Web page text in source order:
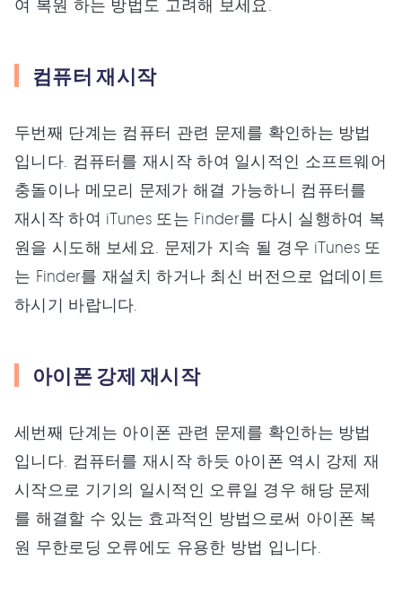
여 복원 하는 방법도 고려해 보세요.
컴퓨터 재시작
두번째 단계는 컴퓨터 관련 문제를 확인하는 방법
입니다. 컴퓨터를 재시작 하여 일시적인 소프트웨어
충돌이나 메모리 문제가 해결 가능하니 컴퓨터를
재시작 하여 iTunes 또는 Finder를 다시 실행하여 복
원을 시도해 보세요. 문제가 지속 될 경우 iTunes 또
는 Finder를 재설치 하거나 최신 버전으로 업데이트
하시기 바랍니다.
아이폰 강제 재시작
세번째 단계는 아이폰 관련 문제를 확인하는 방법
입니다. 컴퓨터를 재시작 하듯 아이폰 역시 강제 재
시작으로 기기의 일시적인 오류일 경우 해당 문제
를 해결할 수 있는 효과적인 방법으로써 아이폰 복
원 무한로딩 오류에도 유용한 방법 입니다.